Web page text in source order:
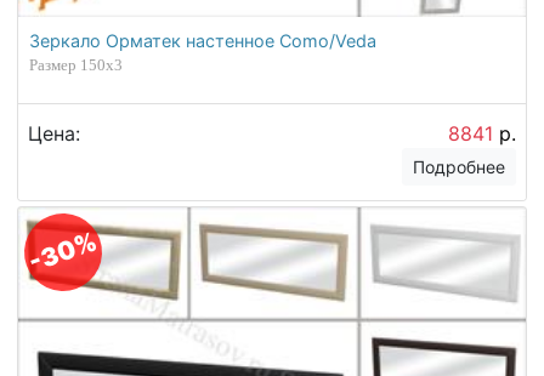
Зеркало Орматек настенное Como/Veda
Размер 150х3
Цена: 8841 р.
Подробнее
-30%